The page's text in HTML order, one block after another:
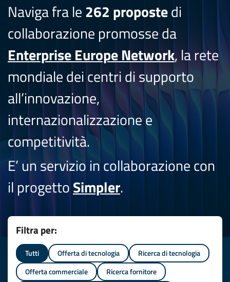
Naviga fra le262 propostedi
collaborazione promosse da
Enterprise Europe Network, la rete
mondiale dei centri di supporto
all’innovazione,
internazionalizzazione e
competitività.
E’ un servizio in collaborazione con
il progettoSimpler.
Filtra per:
Tutti Offerta di tecnologia
Ricerca di tecnologia
Offerta commerciale
Ricerca fornitore